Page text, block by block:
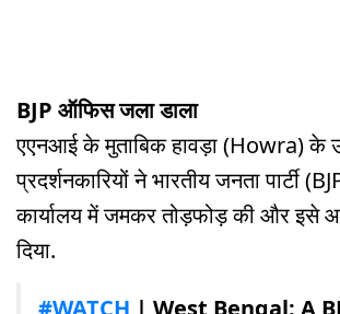
BJP ऑफिस जला डाला
एएनआई के मुताबिक हावड़ा (Howra) के
प्रदर्शनकारियों ने भारतीय जनता पार्टी
कार्यालय में जमकर तोड़फोड़ की और इसे
दिया.